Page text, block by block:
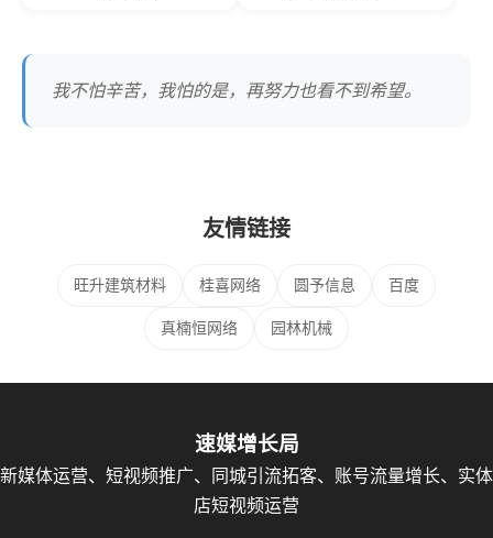
我不怕辛苦，我怕的是，再努力也看不到希望。
友情链接
旺升建筑材料 桂喜网络 圆予信息 百度
真楠恒网络 园林机械
速媒增长局
新媒体运营、短视频推广、同城引流拓客、账号流量增长、实体
店短视频运营